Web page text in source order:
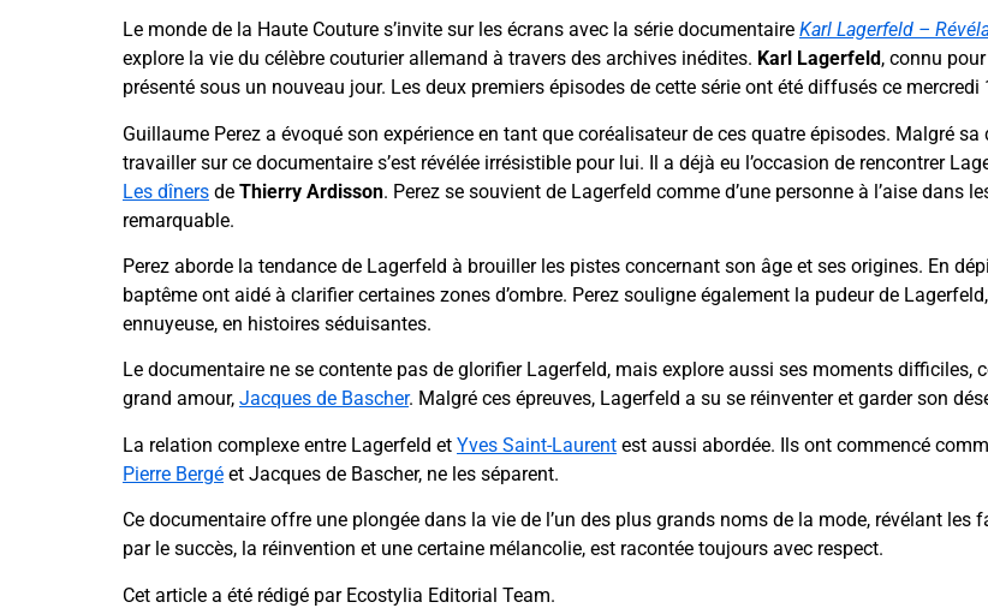
Le monde de la Haute Couture s’invite sur les écrans avec la série documentaire Karl Lagerfeld –
explore la vie du célèbre couturier allemand à travers des archives inédites. Karl Lagerfeld , connu
présenté sous un nouveau jour. Les deux premiers épisodes de cette série ont été diffusés ce
Guillaume Perez a évoqué son expérience en tant que coréalisateur de ces quatre épisodes. Malgré
travailler sur ce documentaire s’est révélée irrésistible pour lui. Il a déjà eu l’occasion de rencontrer
Les dîners de Thierry Ardisson. Perez se souvient de Lagerfeld comme d’une personne à l’aise dans
remarquable.
Perez aborde la tendance de Lagerfeld à brouiller les pistes concernant son âge et ses origines. En
baptême ont aidé à clarifier certaines zones d’ombre. Perez souligne également la pudeur de
ennuyeuse, en histoires séduisantes.
Le documentaire ne se contente pas de glorifier Lagerfeld, mais explore aussi ses moments
grand amour, Jacques de Bascher. Malgré ces épreuves, Lagerfeld a su se réinventer et garder son
La relation complexe entre Lagerfeld et Yves Saint-Laurent est aussi abordée. Ils ont commencé
Pierre Bergé et Jacques de Bascher, ne les séparent.
Ce documentaire offre une plongée dans la vie de l’un des plus grands noms de la mode, révélant
par le succès, la réinvention et une certaine mélancolie, est racontée toujours avec respect.
Cet article a été rédigé par Ecostylia Editorial Team.